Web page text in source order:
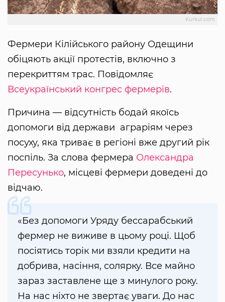
Kurkul.com
Фермери Кілійського району Одещини
обіцяють акції протестів, включно з
перекриттям трас. Повідомляє
Всеукраїнський конгрес фермерів.
Причина — відсутність бодай якоїсь
допомоги від держави аграріям через
посуху, яка триває в регіоні вже другий рік
поспіль. За слова фермера Олександра
Пересунько, місцеві фермери доведені до
відчаю.
«Без допомоги Уряду бессарабський
фермер не виживе в цьому році. Щоб
посіятись торік ми взяли кредити на
добрива, насіння, солярку. Все майно
зараз заставлене ще з минулого року.
На нас ніхто не звертає уваги. До нас